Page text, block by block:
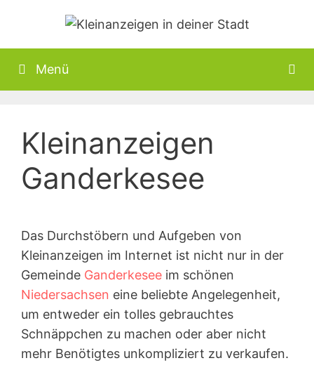
springen
Menü
Kleinanzeigen
Ganderkesee
Das Durchstöbern und Aufgeben von
Kleinanzeigen im Internet ist nicht nur in der
Gemeinde Ganderkesee im schönen
Niedersachsen eine beliebte Angelegenheit,
um entweder ein tolles gebrauchtes
Schnäppchen zu machen oder aber nicht
mehr Benötigtes unkompliziert zu verkaufen.